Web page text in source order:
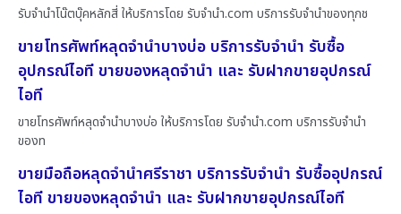
รับจำนำโน๊ตบุ๊คหลักสี่ ให้บริการโดย รับจํานํา.com บริการรับจำนำของทุกช
ขายโทรศัพท์หลุดจำนำบางบ่อ บริการรับจำนำ รับซื้อ
อุปกรณ์ไอที ขายของหลุดจำนำ และ รับฝากขายอุปกรณ์
ไอที
ขายโทรศัพท์หลุดจำนำบางบ่อ ให้บริการโดย รับจํานํา.com บริการรับจำนำ
ของท
ขายมือถือหลุดจำนำศรีราชา บริการรับจำนำ รับซื้ออุปกรณ์
ไอที ขายของหลุดจำนำ และ รับฝากขายอุปกรณ์ไอที